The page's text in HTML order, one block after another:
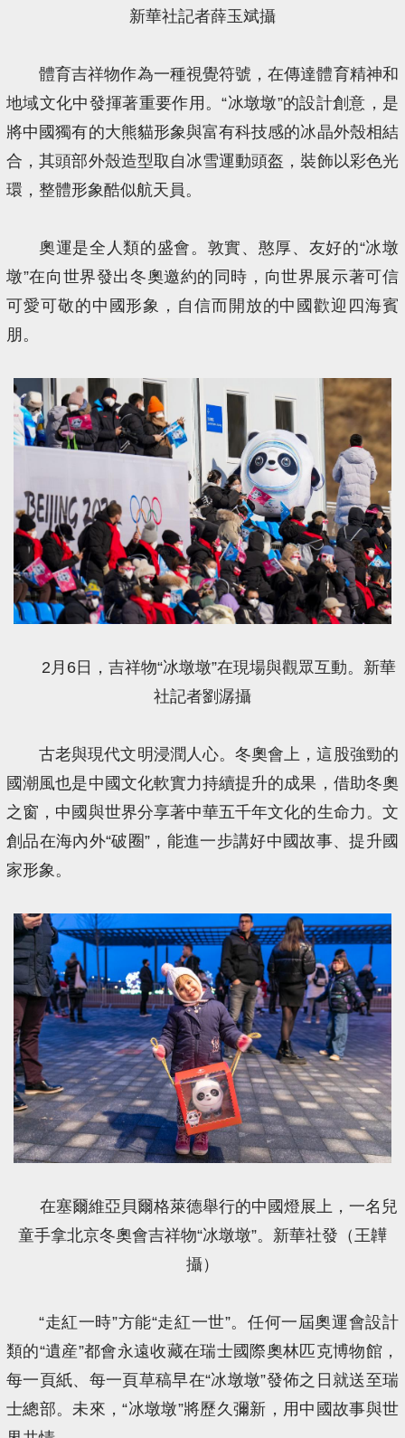
新華社記者薛玉斌攝
體育吉祥物作為一種視覺符號，在傳達體育精神和
地域文化中發揮著重要作用。“冰墩墩”的設計創意，是
將中國獨有的大熊貓形象與富有科技感的冰晶外殼相結
合，其頭部外殼造型取自冰雪運動頭盔，裝飾以彩色光
環，整體形象酷似航天員。
奧運是全人類的盛會。敦實、憨厚、友好的“冰墩
墩”在向世界發出冬奧邀約的同時，向世界展示著可信
可愛可敬的中國形象，自信而開放的中國歡迎四海賓
朋。
2月6日，吉祥物“冰墩墩”在現場與觀眾互動。新華
社記者劉潺攝
古老與現代文明浸潤人心。冬奧會上，這股強勁的
國潮風也是中國文化軟實力持續提升的成果，借助冬奧
之窗，中國與世界分享著中華五千年文化的生命力。文
創品在海內外“破圈”，能進一步講好中國故事、提升國
家形象。
在塞爾維亞貝爾格萊德舉行的中國燈展上，一名兒
童手拿北京冬奧會吉祥物“冰墩墩”。新華社發（王韡
攝）
“走紅一時”方能“走紅一世”。任何一屆奧運會設計
類的“遺産”都會永遠收藏在瑞士國際奧林匹克博物館，
每一頁紙、每一頁草稿早在“冰墩墩”發佈之日就送至瑞
士總部。未來，“冰墩墩”將歷久彌新，用中國故事與世